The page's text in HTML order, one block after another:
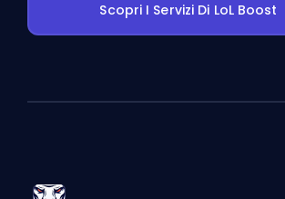
Scopri I Servizi Di LoL Boost